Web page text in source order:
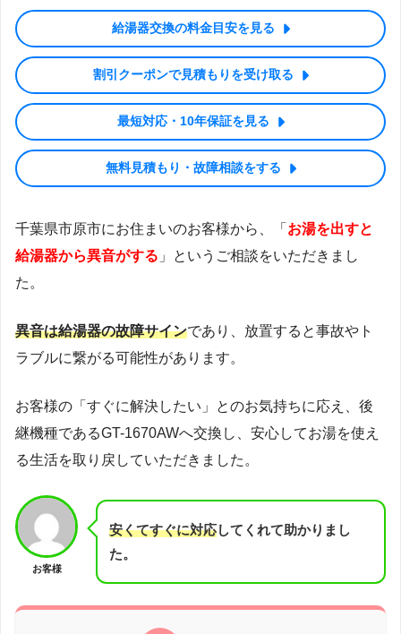
給湯器交換の料金目安を見る
割引クーポンで見積もりを受け取る
最短対応・10年保証を見る
無料見積もり・故障相談をする
千葉県市原市にお住まいのお客様から、「 お湯を出すと
給湯器から異音がする 」というご相談をいただきまし
た。
異音は給湯器の故障サインであり、放置すると事故やト
ラブルに繋がる可能性があります。
お客様の「すぐに解決したい」とのお気持ちに応え、後
継機種であるGT-1670AWへ交換し、安心してお湯を使え
る生活を取り戻していただきました。
お客様
安くてすぐに対応してくれて助かりまし
た。